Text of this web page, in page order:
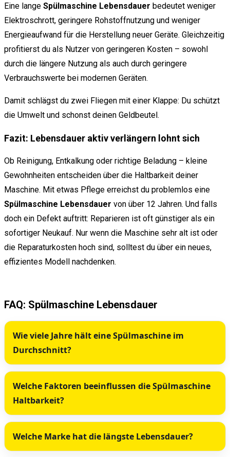
Eine lange Spülmaschine Lebensdauer bedeutet weniger
Elektroschrott, geringere Rohstoffnutzung und weniger
Energieaufwand für die Herstellung neuer Geräte. Gleichzeitig
profitierst du als Nutzer von geringeren Kosten – sowohl
durch die längere Nutzung als auch durch geringere
Verbrauchswerte bei modernen Geräten.
Damit schlägst du zwei Fliegen mit einer Klappe: Du schützt
die Umwelt und schonst deinen Geldbeutel.
Fazit: Lebensdauer aktiv verlängern lohnt sich
Ob Reinigung, Entkalkung oder richtige Beladung – kleine
Gewohnheiten entscheiden über die Haltbarkeit deiner
Maschine. Mit etwas Pflege erreichst du problemlos eine
Spülmaschine Lebensdauer von über 12 Jahren. Und falls
doch ein Defekt auftritt: Reparieren ist oft günstiger als ein
sofortiger Neukauf. Nur wenn die Maschine sehr alt ist oder
die Reparaturkosten hoch sind, solltest du über ein neues,
effizientes Modell nachdenken.
FAQ: Spülmaschine Lebensdauer
Wie viele Jahre hält eine Spülmaschine im
Durchschnitt?
Welche Faktoren beeinflussen die Spülmaschine
Haltbarkeit?
Welche Marke hat die längste Lebensdauer?